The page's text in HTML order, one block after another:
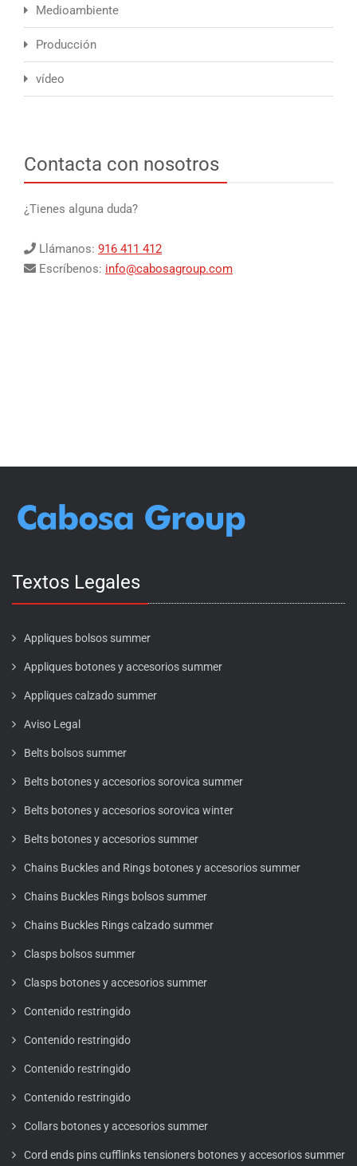
Medioambiente
Producción
vídeo
Contacta con nosotros
¿Tienes alguna duda?
Llámanos: 916 411 412
Escríbenos: info@cabosagroup.com
Textos Legales
Appliques bolsos summer
Appliques botones y accesorios summer
Appliques calzado summer
Aviso Legal
Belts bolsos summer
Belts botones y accesorios sorovica summer
Belts botones y accesorios sorovica winter
Belts botones y accesorios summer
Chains Buckles and Rings botones y accesorios summer
Chains Buckles Rings bolsos summer
Chains Buckles Rings calzado summer
Clasps bolsos summer
Clasps botones y accesorios summer
Contenido restringido
Contenido restringido
Contenido restringido
Contenido restringido
Collars botones y accesorios summer
Cord ends pins cufflinks tensioners botones y accesorios summer